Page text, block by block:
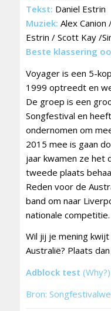
Tekst: Daniel Estrin
Muziek: Alex
Estrin / Scott Kay /
Beste klassering
Voyager is een 5-
1999 optreedt en
De groep is een
Songfestival en
ondernomen om
2015 mee is gaan
jaar kwamen ze het
tweede plaats
Reden voor de
band om naar
nationale competitie.
Wil jij je mening
Australië? Plaats
Adblock test (Why?)
Bron: